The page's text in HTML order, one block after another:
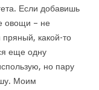
Если добавишь
овощи – не
пряный, какой-то
еще одну
но пару
Моим